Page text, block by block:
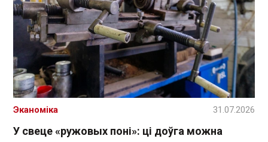
У свеце «ружовых поні»: ці доўга можна
Эканоміка 31.07.2026